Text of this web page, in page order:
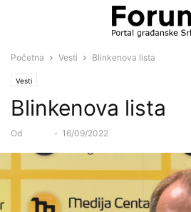
Početna Vesti Blinkenova lista
Vesti
Blinkenova lista
Od - 16/09/2022